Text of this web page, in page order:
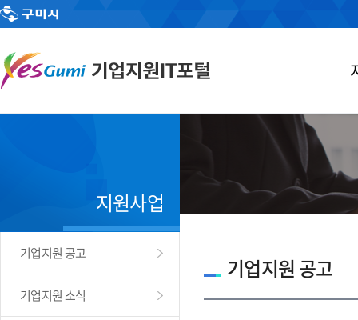
지원사업
기업지원 공고
기업지원 소식
기업지원 공고